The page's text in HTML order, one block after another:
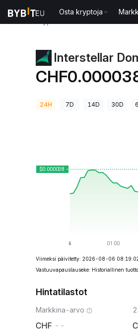
Osta kryptoja
Interstellar
24H 7D 14D 30D
Viimeksi päivitetty: 2026-08-06
Vastuuvapauslauseke: Historiallinen
Hintatilastot
Markkina-arvo
--